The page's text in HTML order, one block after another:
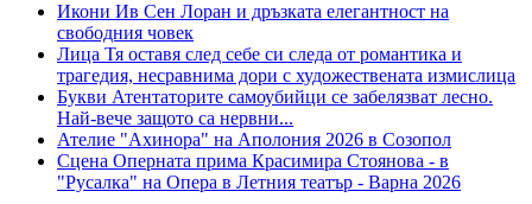
Икони Ив Сен Лоран и дръзката елегантност на
свободния човек
Лица Тя оставя след себе си следа от романтика и
трагедия, несравнима дори с художествената измислица
Букви Атентаторите самоубийци се забелязват лесно.
Най-вече защото са нервни...
Ателие "Ахинора" на Аполония 2026 в Созопол
Сцена Оперната прима Красимира Стоянова - в
"Русалка" на Опера в Летния театър - Варна 2026